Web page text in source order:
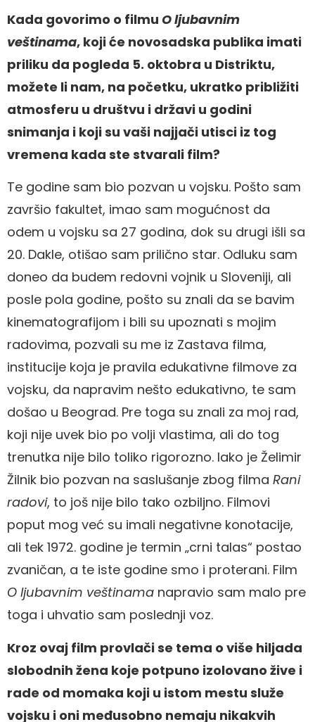
Kada govorimo o filmu O ljubavnim
veštinama, koji će novosadska publika imati
priliku da pogleda 5. oktobra u Distriktu,
možete li nam, na početku, ukratko približiti
atmosferu u društvu i državi u godini
snimanja i koji su vaši najjači utisci iz tog
vremena kada ste stvarali film?
Te godine sam bio pozvan u vojsku. Pošto sam
završio fakultet, imao sam mogućnost da
odem u vojsku sa 27 godina, dok su drugi išli sa
20. Dakle, otišao sam prilično star. Odluku sam
doneo da budem redovni vojnik u Sloveniji, ali
posle pola godine, pošto su znali da se bavim
kinematografijom i bili su upoznati s mojim
radovima, pozvali su me iz Zastava filma,
institucije koja je pravila edukativne filmove za
vojsku, da napravim nešto edukativno, te sam
došao u Beograd. Pre toga su znali za moj rad,
koji nije uvek bio po volji vlastima, ali do tog
trenutka nije bilo toliko rigorozno. Iako je Želimir
Žilnik bio pozvan na saslušanje zbog filma Rani
radovi, to još nije bilo tako ozbiljno. Filmovi
poput mog već su imali negativne konotacije,
ali tek 1972. godine je termin „crni talas“ postao
zvaničan, a te iste godine smo i proterani. Film
O ljubavnim veštinama napravio sam malo pre
toga i uhvatio sam poslednji voz.
Kroz ovaj film provlači se tema o više hiljada
slobodnih žena koje potpuno izolovano žive i
rade od momaka koji u istom mestu služe
vojsku i oni međusobno nemaju nikakvih